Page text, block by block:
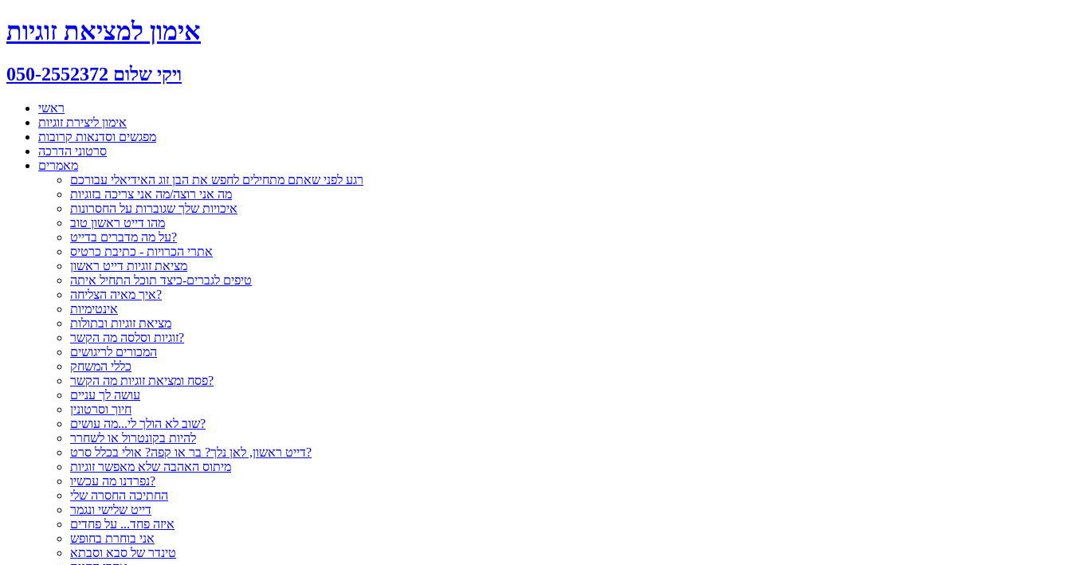
אימון למציאת זוגיות
ויקי שלום 050-2552372
ראשי
אימון ליצירת זוגיות
מפגשים וסדנאות קרובות
סרטוני הדרכה
מאמרים
רגע לפני שאתם מתחילים לחפש את הבן זוג האידיאלי עבורכם
מה אני רוצה/מה אני צריכה בזוגיות
איכויות שלך שגוברות על החסרונות
מהו דייט ראשון טוב
על מה מדברים בדייט?
אתרי הכרויות - כתיבת כרטיס
מציאת זוגיות דייט ראשון
טיפים לגברים-כיצד תוכל התחיל איתה
איך מאיה הצליחה?
אינטימיות
מציאת זוגיות ובתולות
זוגיות וסלסה מה הקשר?
המכורים לריגושים
כללי המשחק
פסח ומציאת זוגיות מה הקשר?
עושה לך עניים
חיוך וסרטונין
שוב לא הולך לי...מה עושים?
להיות בקונטרול או לשחרר
דייט ראשון, לאן נלך? בר או קפה? אולי בכלל סרט?
מיתוס האהבה שלא מאפשר זוגיות
נפרדנו מה עכשיו?
החתיכה החסרה שלי
דייט שלישי ונגמר
איזה פחד... על פחדים
אני בוחרת בחופש
טינדר של סבא וסבתא